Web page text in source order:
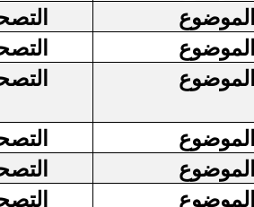
الموضوع
الموضوع
الموضوع
الموضوع
الموضوع
الموضوع